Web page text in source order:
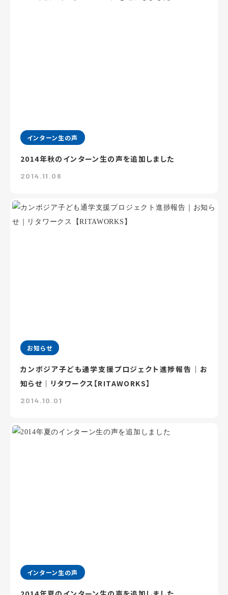
インターン生の声
2014年秋のインターン生の声を追加しました
2014.11.06
お知らせ
カンボジア子ども通学支援プロジェクト進捗報告｜お
知らせ｜リタワークス【RITAWORKS】
2014.10.01
インターン生の声